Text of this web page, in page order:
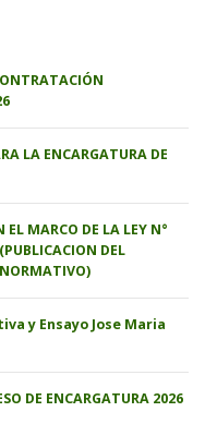
LA ENCARGATURA DE
MARCO DE LA LEY N°
DEL
y Ensayo Jose Maria
DE ENCARGATURA 2026